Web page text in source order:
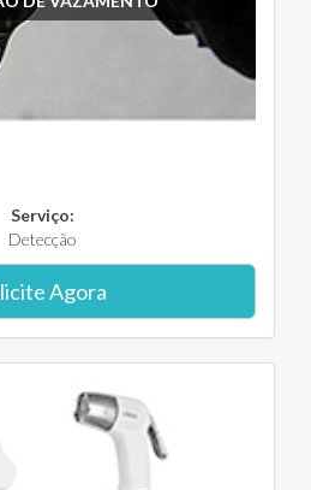
Serviço:
Detecção
Agora